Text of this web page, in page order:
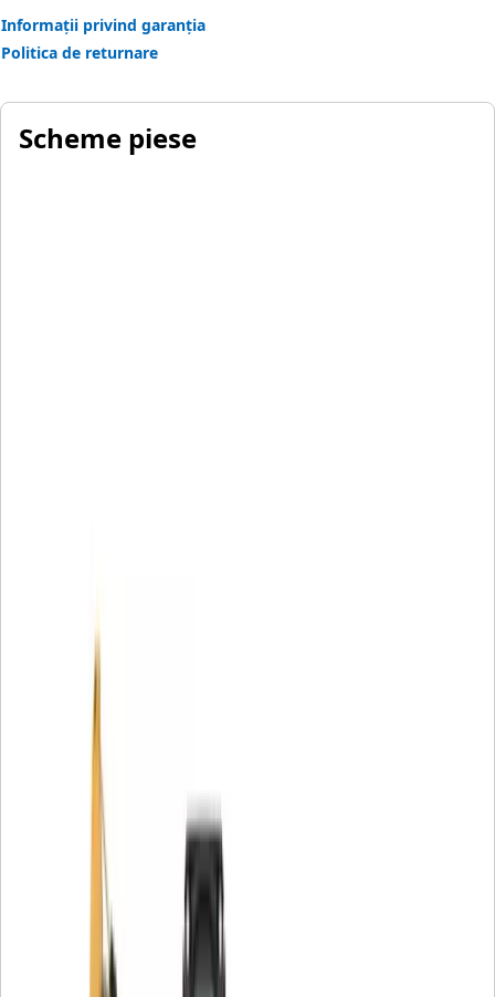
Informații privind garanția
Politica de returnare
Scheme piese